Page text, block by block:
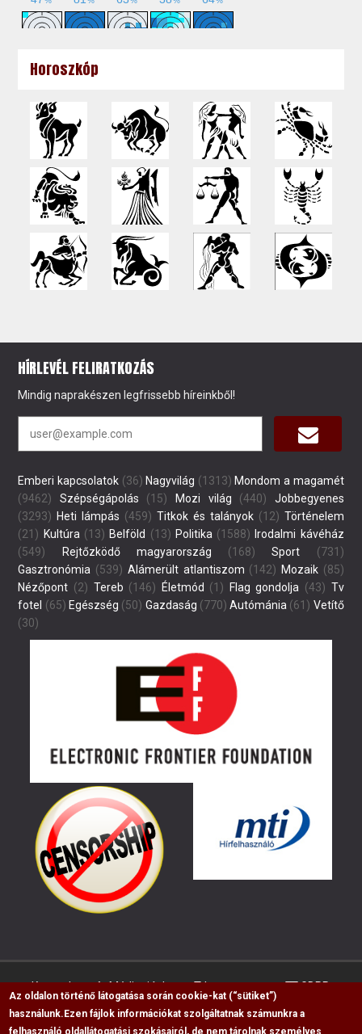
Horoszkóp
HÍRLEVÉL FELIRATKOZÁS
Mindig naprakészen legfrissebb híreinkből!
Emberi kapcsolatok (36) Nagyvilág (1313) Mondom a magamét
(9462)
Szépségápolás (15) Mozi világ (440)
Jobbegyenes
(3293) Heti lámpás (459) Titkok és talányok(12) Történelem
(21) Kultúra (13) Belföld (13) Politika (1588) Irodalmi kávéház
(549)
Rejtőzködő magyarország (168) Sport (731)
Gasztronómia (539) Alámerült atlantiszom (142) Mozaik(85)
Nézőpont (2) Tereb (146) Életmód (1) Flag gondolja (43) Tv
fotel (65) Egészség (50) Gazdaság (770) Autómánia (61) Vetítő
(30)
Kapcsolat Médiaajánlat Impresszum GDPR
Az oldalon történő látogatása során cookie-kat (“sütiket”)
használunk. Ezen fájlok információkat szolgáltatnak számunkra a
felhasználó oldallátogatási szokásairól, de nem tárolnak személyes